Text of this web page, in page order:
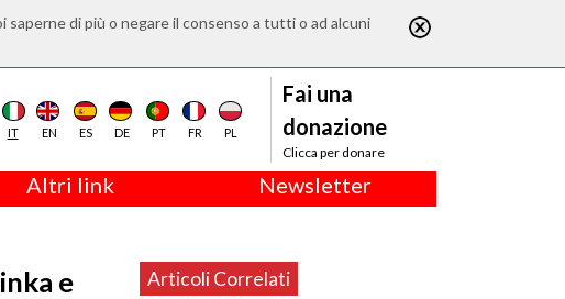
di più o negare il consenso a tutti o ad alcuni
IT EN ES DE PT FR PL
Fai una
donazione
Clicca per donare
Altri link Newsletter
e
Articoli Correlati